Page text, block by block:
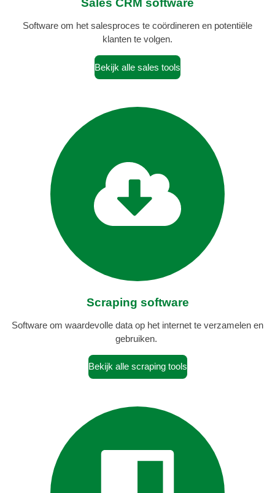
Sales CRM software
Software om het salesproces te coördineren en potentiële
klanten te volgen.
Bekijk alle sales tools
Scraping software
Software om waardevolle data op het internet te verzamelen en
gebruiken.
Bekijk alle scraping tools